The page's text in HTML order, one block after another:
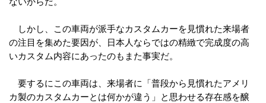
しかし、この車両が派手なカスタムカーを見慣れた来場者
の注目を集めた要因が、日本人ならではの精緻で完成度の高
いカスタム内容にあったのもまた事実だ。
要するにこの車両は、来場者に「普段から見慣れたアメリ
カ製のカスタムカーとは何かが違う」と思わせる存在感を醸